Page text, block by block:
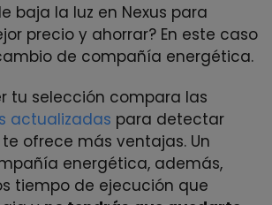
baja la luz en Nexus para
precio y ahorrar? En este caso
de compañía energética.
tu selección compara las
actualizadas para detectar
ofrece más ventajas. Un
energética, además,
tiempo de ejecución que